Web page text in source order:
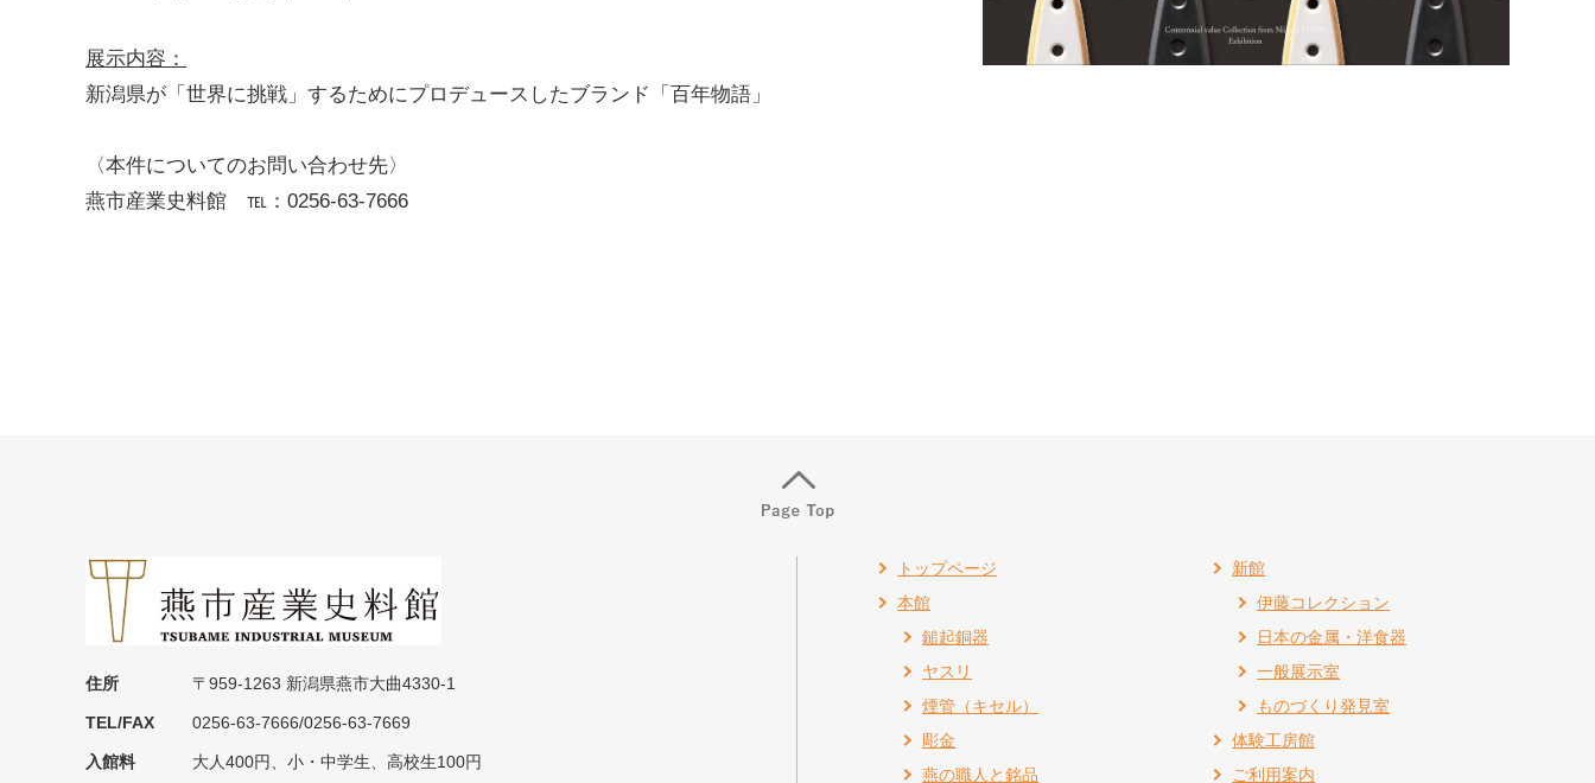
展示内容：
新潟県が「世界に挑戦」するためにプロデュースしたブランド「百年物語」
〈本件についてのお問い合わせ先〉
燕市産業史料館 ℡：0256-63-7666
住所 〒959-1263 新潟県燕市大曲4330-1
TEL/FAX 0256-63-7666/0256-63-7669
入館料
大人400円、小・中学生、高校生100円
トップページ
本館
鎚起銅器
ヤスリ
煙管（キセル）
彫金
燕の職人と銘品
新館
伊藤コレクション
日本の金属・洋食器
一般展示室
ものづくり発見室
体験工房館
ご利用案内